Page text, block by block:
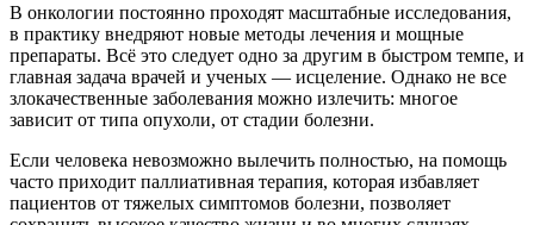
В онкологии постоянно проходят масштабные исследования,
в практику внедряют новые методы лечения и мощные
препараты. Всё это следует одно за другим в быстром темпе, и
главная задача врачей и ученых — исцеление. Однако не все
злокачественные заболевания можно излечить: многое
зависит от типа опухоли, от стадии болезни.
Если человека невозможно вылечить полностью, на помощь
часто приходит паллиативная терапия, которая избавляет
пациентов от тяжелых симптомов болезни, позволяет